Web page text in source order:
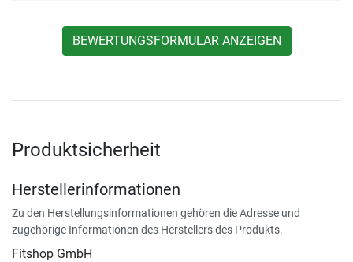
BEWERTUNGSFORMULAR ANZEIGEN
Produktsicherheit
Herstellerinformationen
Zu den Herstellungsinformationen gehören die Adresse und
zugehörige Informationen des Herstellers des Produkts.
Fitshop GmbH